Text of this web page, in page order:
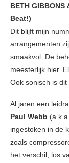
BETH GIBBONS
Beat!)
Dit blijft mijn
arrangementen
smaakvol. De
meesterlijk hier.
Ook sonisch is
Al jaren een
Paul Webb (a.k.a.
ingestoken in de
zoals
het verschil, los